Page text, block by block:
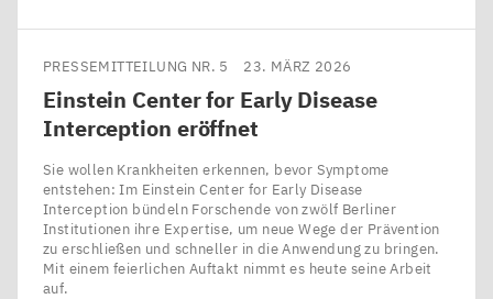
PRESSEMITTEILUNG NR. 5 23. MÄRZ 2026
Einstein Center for Early Disease
Interception eröffnet
Sie wollen Krankheiten erkennen, bevor Symptome
entstehen: Im Einstein Center for Early Disease
Interception bündeln Forschende von zwölf Berliner
Institutionen ihre Expertise, um neue Wege der Prävention
zu erschließen und schneller in die Anwendung zu bringen.
Mit einem feierlichen Auftakt nimmt es heute seine Arbeit
auf.